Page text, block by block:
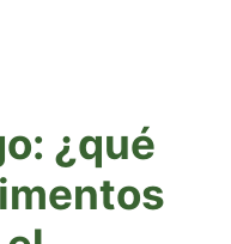
¿qué